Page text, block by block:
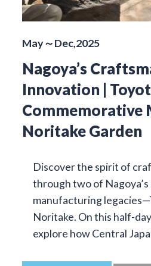
May～Dec,2025
Nagoya’s
Innovation |
Commemorative
Noritake Garden
Discover the spirit of
through two of
manufacturing
Noritake. On this half-
explore how Central